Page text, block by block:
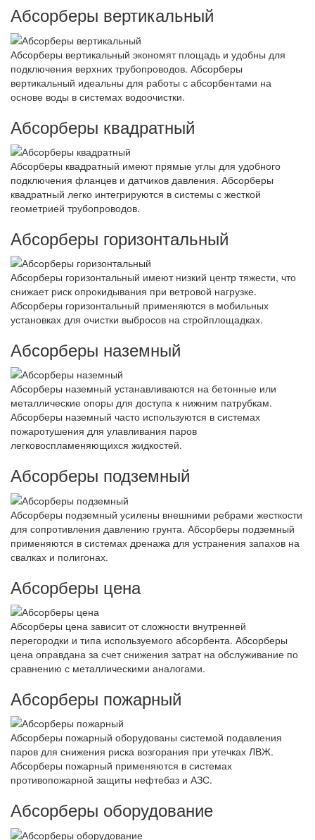
Абсорберы вертикальный
Абсорберы вертикальный экономят площадь и удобны для
подключения верхних трубопроводов. Абсорберы
вертикальный идеальны для работы с абсорбентами на
основе воды в системах водоочистки.
Абсорберы квадратный
Абсорберы квадратный имеют прямые углы для удобного
подключения фланцев и датчиков давления. Абсорберы
квадратный легко интегрируются в системы с жесткой
геометрией трубопроводов.
Абсорберы горизонтальный
Абсорберы горизонтальный имеют низкий центр тяжести, что
снижает риск опрокидывания при ветровой нагрузке.
Абсорберы горизонтальный применяются в мобильных
установках для очистки выбросов на стройплощадках.
Абсорберы наземный
Абсорберы наземный устанавливаются на бетонные или
металлические опоры для доступа к нижним патрубкам.
Абсорберы наземный часто используются в системах
пожаротушения для улавливания паров
легковоспламеняющихся жидкостей.
Абсорберы подземный
Абсорберы подземный усилены внешними ребрами жесткости
для сопротивления давлению грунта. Абсорберы подземный
применяются в системах дренажа для устранения запахов на
свалках и полигонах.
Абсорберы цена
Абсорберы цена зависит от сложности внутренней
перегородки и типа используемого абсорбента. Абсорберы
цена оправдана за счет снижения затрат на обслуживание по
сравнению с металлическими аналогами.
Абсорберы пожарный
Абсорберы пожарный оборудованы системой подавления
паров для снижения риска возгорания при утечках ЛВЖ.
Абсорберы пожарный применяются в системах
противопожарной защиты нефтебаз и АЗС.
Абсорберы оборудование